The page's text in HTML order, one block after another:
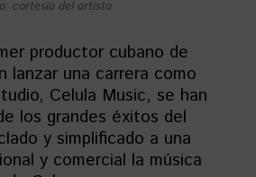
cortesía del artista
productor cubano de
lanzar una carrera como
Celula Music, se han
los grandes éxitos del
y simplificado a una
y comercial la música